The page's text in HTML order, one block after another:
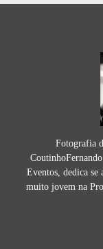
Fotografia
Eventos, dedica
muito jovem na